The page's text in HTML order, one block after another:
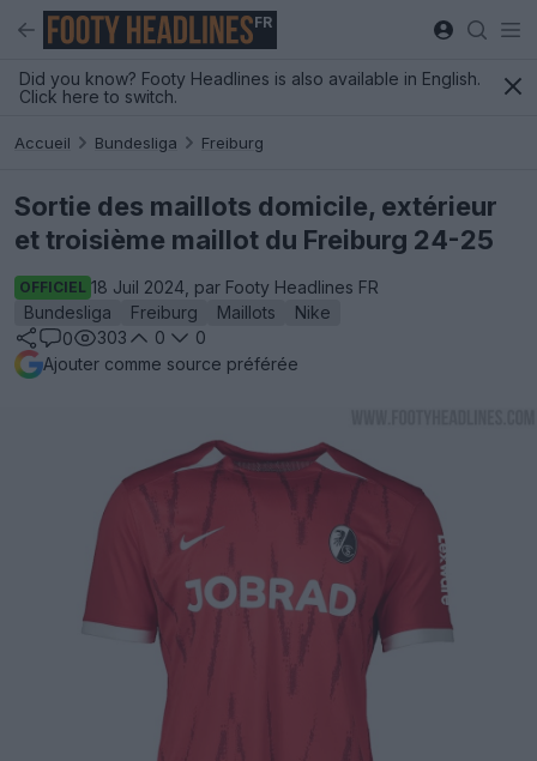
FR
Did you know? Footy Headlines is also available in English.
Click here to switch.
Accueil Bundesliga Freiburg
Sortie des maillots domicile, extérieur
et troisième maillot du Freiburg 24-25
OFFICIEL 18 Juil 2024, par Footy Headlines FR
Bundesliga
Freiburg Maillots
Nike
0
303 0
0
Ajouter comme source préférée